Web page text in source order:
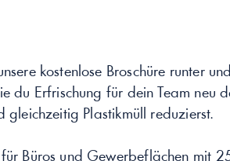
kostenlose Broschüre runter
du Erfrischung für dein Team neu
gleichzeitig Plastikmüll reduzierst.
Büros und Gewerbeflächen mit